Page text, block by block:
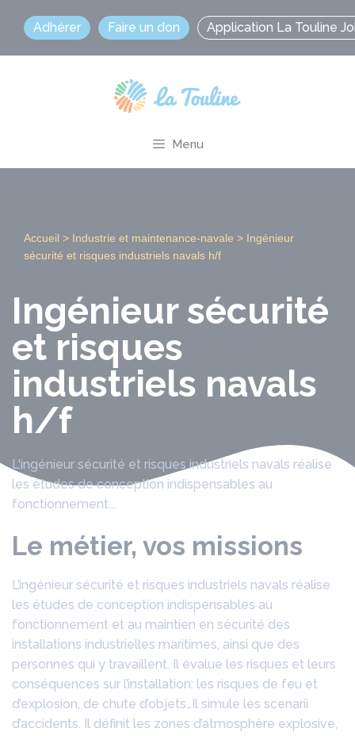
contenu
Adhérer Faire un don Application La Touline
Menu
Accueil > Industrie et maintenance-navale > Ingénieur
sécurité et risques industriels navals h/f
Ingénieur sécurité
et risques
industriels navals
h/f
L'ingénieur sécurité et risques industriels navals réalise
les études de conception indispensables au
fonctionnement...
Le métier, vos missions
L’ingénieur sécurité et risques industriels navals réalise
les études de conception indispensables au
fonctionnement et au maintien en sécurité des
installations industrielles maritimes, ainsi que des
personnes qui y travaillent. Il évalue les risques et leurs
conséquences sur l’installation: les risques de feu et
d’explosion, de chute d’objets…Il simule les scenarii
d’accidents. Il définit les zones d’atmosphère explosive,